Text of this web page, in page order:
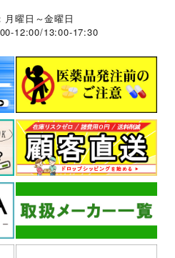
月曜日～金曜日
12:00/13:00-17:30